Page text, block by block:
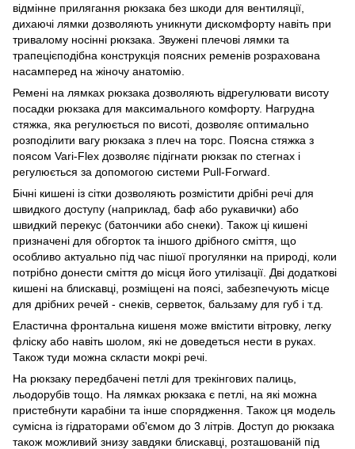
відмінне прилягання рюкзака без шкоди для вентиляції,
дихаючі лямки дозволяють уникнути дискомфорту навіть при
тривалому носінні рюкзака. Звужені плечові лямки та
трапецієподібна конструкція поясних ременів розрахована
насамперед на жіночу анатомію.
Ремені на лямках рюкзака дозволяють відрегулювати висоту
посадки рюкзака для максимального комфорту. Нагрудна
стяжка, яка регулюється по висоті, дозволяє оптимально
розподілити вагу рюкзака з плеч на торс. Поясна стяжка з
поясом Vari-Flex дозволяє підігнати рюкзак по стегнах і
регулюється за допомогою системи Pull-Forward.
Бічні кишені із сітки дозволяють розмістити дрібні речі для
швидкого доступу (наприклад, баф або рукавички) або
швидкий перекус (батончики або снеки). Також ці кишені
призначені для обгорток та іншого дрібного сміття, що
особливо актуально під час пішої прогулянки на природі, коли
потрібно донести сміття до місця його утилізації. Дві додаткові
кишені на блискавці, розміщені на поясі, забезпечують місце
для дрібних речей - снеків, серветок, бальзаму для губ і т.д.
Еластична фронтальна кишеня може вмістити вітровку, легку
фліску або навіть шолом, які не доведеться нести в руках.
Також туди можна скласти мокрі речі.
На рюкзаку передбачені петлі для трекінгових палиць,
льодорубів тощо. На лямках рюкзака є петлі, на які можна
пристебнути карабіни та інше спорядження. Також ця модель
сумісна із гідраторами об'ємом до 3 літрів. Доступ до рюкзака
також можливий знизу завдяки блискавці, розташованій під